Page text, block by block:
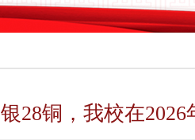
28铜，我校在